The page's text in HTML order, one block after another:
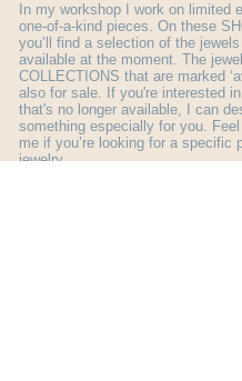
In my workshop I work on limited
one-of-a-kind pieces. On these
you’ll find a selection of the
available at the moment. The
COLLECTIONS that are marked
also for sale. If you're interested
that's no longer available, I can
something especially for you. Feel
me if you’re looking for a specific
jewelry.